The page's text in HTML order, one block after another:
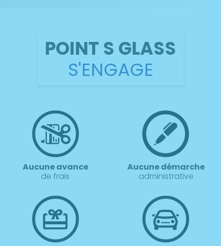
POINT S GLASS
S'ENGAGE
Aucune avance
de frais
Aucune démarche
administrative